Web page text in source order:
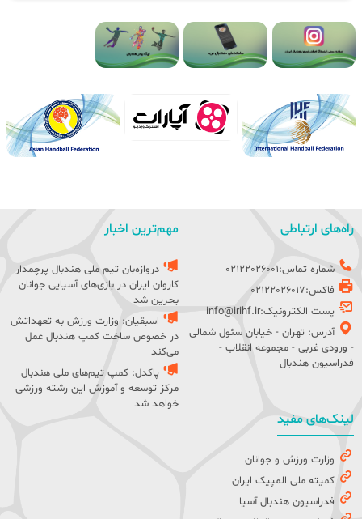
راه‌های ارتباطی
شماره تماس:02122026001
فاکس:02122026017
پست الکترونیک:info@irihf.ir
آدرس: تهران - خیابان سئول شمالی
- ورودی غربی - مجموعه انقلاب -
فدراسیون هندبال
مهم‌ترین اخبار
دروازه‌بان تیم ملی هندبال پرچمدار
کاروان ایران در بازی‌های آسیایی جوانان
بحرین شد
اسبقیان: وزارت ورزش به تعهداتش
در خصوص ساخت کمپ هندبال عمل
می‌کند
پاکدل: کمپ تیم‌های ملی هندبال
مرکز توسعه و آموزش این رشته ورزشی
خواهد شد
لینک‌های مفید
وزارت ورزش و جوانان
کمیته ملی المپیک ایران
فدراسیون هندبال آسیا